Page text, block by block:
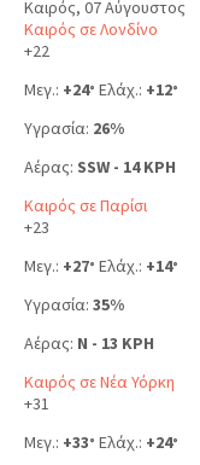
Καιρός, 07 Αύγουστος
Καιρός σε Λονδίνο
+22
Μεγ.: +24° Ελάχ.: +12°
Υγρασία: 26%
Αέρας: SSW - 14 KPH
Καιρός σε Παρίσι
+23
Μεγ.: +27° Ελάχ.: +14°
Υγρασία: 35%
Αέρας: N - 13 KPH
Καιρός σε Νέα Υόρκη
+31
Μεγ.: +33° Ελάχ.: +24°